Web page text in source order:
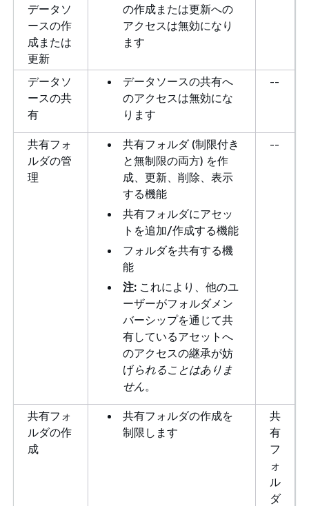
データソ
ースの作
成または
更新
の作成または更新への
アクセスは無効になり
ます
データソ
ースの共
有
データソースの共有へ
のアクセスは無効にな
ります
--
共有フォ
ルダの管
理
共有フォルダ (制限付き
と無制限の両方) を作
成、更新、削除、表示
する機能
共有フォルダにアセッ
トを追加/作成する機能
フォルダを共有する機
能
注: これにより、他のユ
ーザーがフォルダメン
バーシップを通じて共
有しているアセットへ
のアクセスの継承が妨
げられることはありま
せん。
--
共有フォ
ルダの作
成
共有フォルダの作成を
制限します
共
有
フ
ォ
ル
ダ